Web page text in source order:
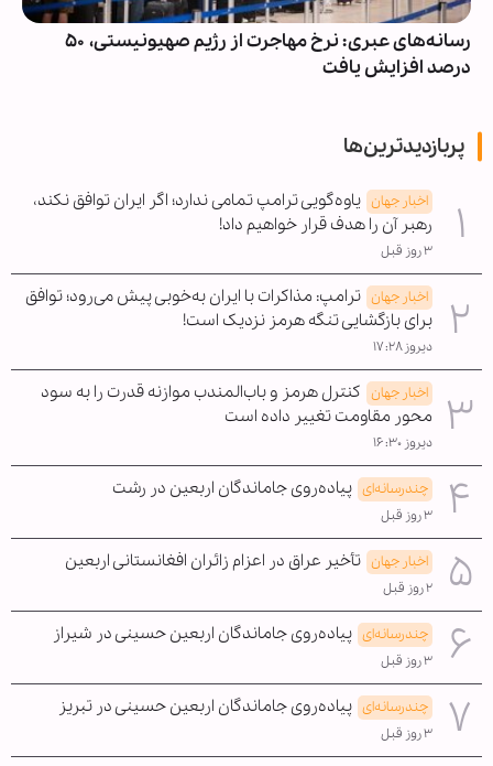
رسانه‌های عبری: نرخ مهاجرت از رژیم صهیونیستی، ۵۰
درصد افزایش یافت
پربازدیدترین‌ها
اخبار جهان یاوه‌گویی ترامپ تمامی ندارد؛ اگر ایران توافق نکند،
رهبر آن را هدف قرار خواهیم داد!
۳ روز قبل
اخبار جهان ترامپ: مذاکرات با ایران به‌خوبی پیش می‌رود؛ توافق
برای بازگشایی تنگه هرمز نزدیک است!
دیروز ۱۷:۲۸
اخبار جهان کنترل هرمز و باب‌المندب موازنه قدرت را به سود
محور مقاومت تغییر داده است
دیروز ۱۶:۳۰
چندرسانه‌ای پیاده‌روی جاماندگان اربعین در رشت
۳ روز قبل
اخبار جهان تأخیر عراق در اعزام زائران افغانستانی اربعین
۲ روز قبل
چندرسانه‌ای پیاده‌روی جاماندگان اربعین حسینی در شیراز
۳ روز قبل
چندرسانه‌ای پیاده‌روی جاماندگان اربعین حسینی در تبریز
۳ روز قبل